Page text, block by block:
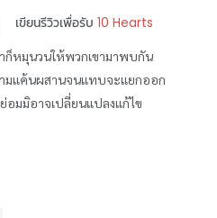
เขียนรีวิวเพื่อรับ 10 Hearts
ก็หมุนวนให้พวกเขามาพบกัน
มแค้นผสานจนแทบจะแยกออก
อมมิอาจเปลี่ยนแปลงแก้ไข